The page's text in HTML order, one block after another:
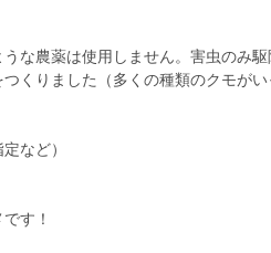
な農薬は使用しません。害虫のみ
くりました（多くの種類のクモがい
など）
す！